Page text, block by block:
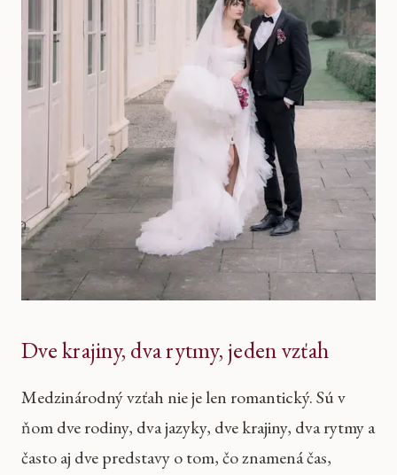
Dve krajiny, dva rytmy, jeden vzťah
Medzinárodný vzťah nie je len romantický. Sú v
ňom dve rodiny, dva jazyky, dve krajiny, dva rytmy a
často aj dve predstavy o tom, čo znamená čas,